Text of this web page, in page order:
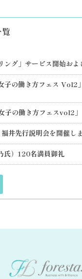
ング」サービス開始お
子の働き方フェス Vol2
子の働き方フェスvol2
井先行説明会を開催し
氏）120名満員御礼